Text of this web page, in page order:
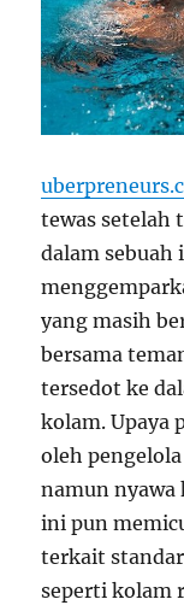
tewas setelah
dalam sebuah
yang masih
bersama
tersedot ke
kolam. Upaya
oleh
namun
ini pun
terkait
seperti kolam